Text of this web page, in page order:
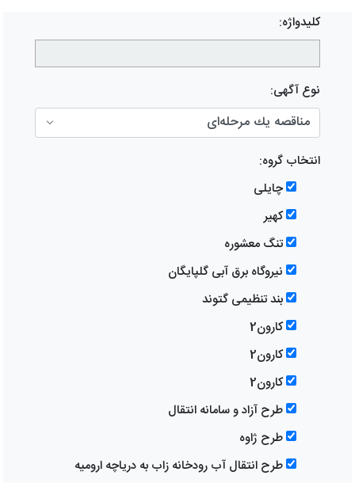
کلیدواژه:
نوع آگهی:
انتخاب گروه:
چایلی
کهیر
تنگ معشوره
نیروگاه برق آبی گلپایگان
بند تنظیمی گتوند
کارون2
کارون2
کارون2
طرح آزاد و سامانه انتقال
طرح ژاوه
طرح انتقال آب رودخانه زاب به دریاچه ارومیه